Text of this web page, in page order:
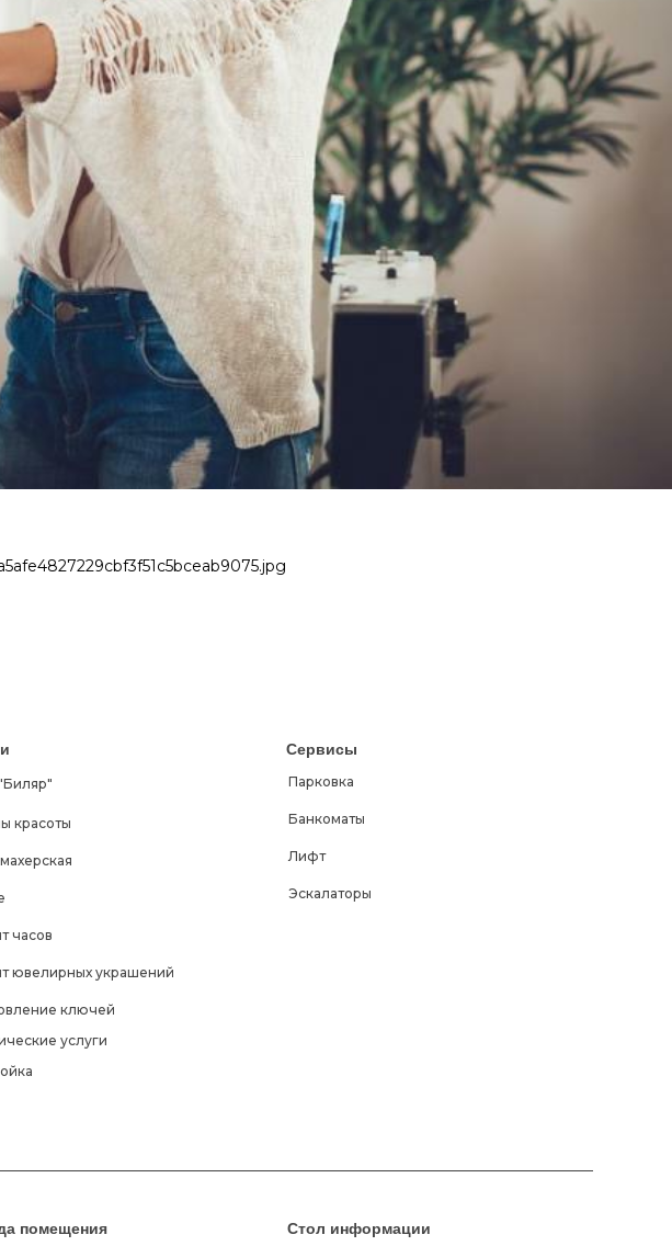
Сервисы
красоты
часов
ювелирных украшений
ключей
Парковка
Банкоматы
Лифт
Эскалаторы
помещения Стол информации
услуги